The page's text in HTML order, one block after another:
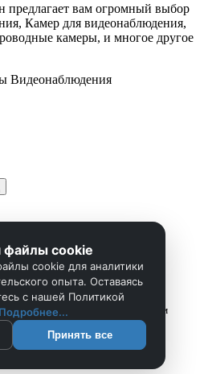
предлагает вам огромный выбор
Камер для видеонаблюдения,
камеры, и многое другое
Видеонаблюдения
запрос, и мы вам скоро перезвоним
файлы cookie
cookie для аналитики
опыта. Оставаясь
с нашей Политикой
Подробнее...
Принять все